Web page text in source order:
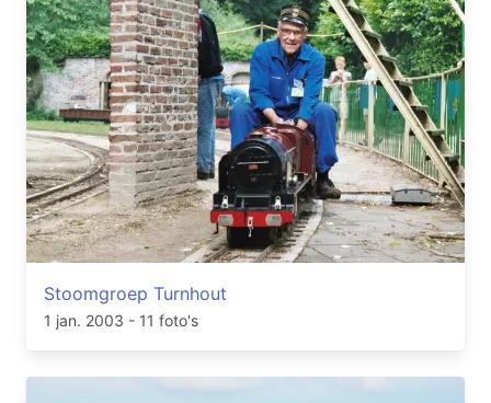
Stoomgroep Turnhout
1 jan. 2003 - 11 foto's